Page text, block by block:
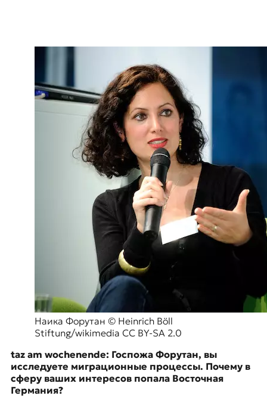
Наика Форутан © Heinrich Böll
Stiftung/wikimedia CC BY-SA 2.0
taz am wochenende: Госпожа Форутан, вы
исследуете миграционные процессы. Почему в
сферу ваших интересов попала Восточная
Германия?